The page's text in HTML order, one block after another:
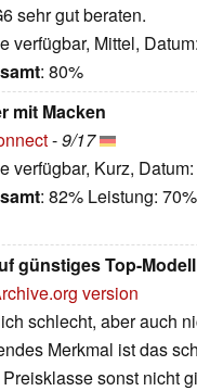
sehr gut beraten.
verfügbar, Mittel,
: 80%
mit Macken
-9/17
verfügbar, Kurz,
: 82% Leistung:
günstiges Top-Modell
version
schlecht, aber auch
Merkmal ist das
sonst nicht